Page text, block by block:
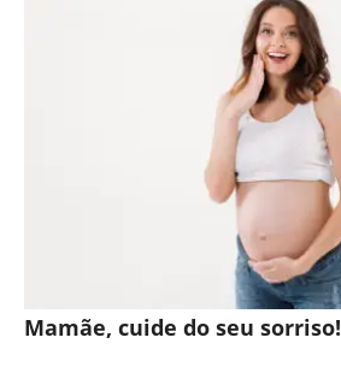
Mamãe, cuide do seu sorriso!